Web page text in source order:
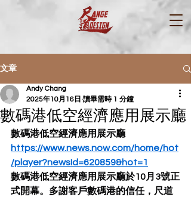
文章
數碼港低空經濟應用展示廳
Andy Chang
2025年10月16日 讀畢需時 1 分鐘
數碼港低空經濟應用展示廳
https://www.news.now.com/home/hot
/player?newsId=620859&hot=1
數碼港低空經濟應用展示廳於10月3號正
式開幕。多謝客戶數碼港的信任，尺道